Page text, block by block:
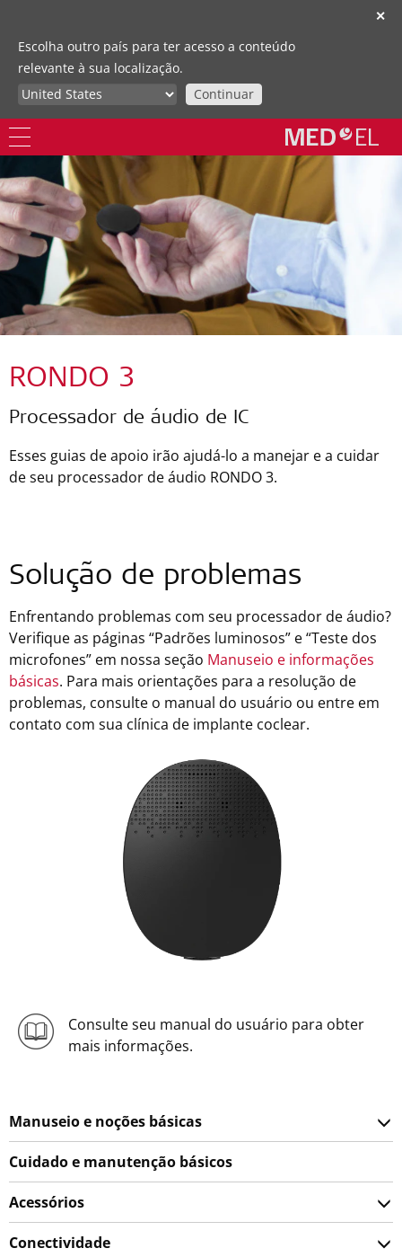
✕
Escolha outro país para ter acesso a conteúdo
relevante à sua localização.
Continuar
RONDO 3
Processador de áudio de IC
Esses guias de apoio irão ajudá-lo a manejar e a cuidar
de seu processador de áudio RONDO 3.
Solução de problemas
Enfrentando problemas com seu processador de áudio?
Verifique as páginas “Padrões luminosos” e “Teste dos
microfones” em nossa seção Manuseio e informações
básicas. Para mais orientações para a resolução de
problemas, consulte o manual do usuário ou entre em
contato com sua clínica de implante coclear.
Consulte seu manual do usuário para obter
mais informações.
Manuseio e noções básicas
Cuidado e manutenção básicos
Acessórios
Conectividade